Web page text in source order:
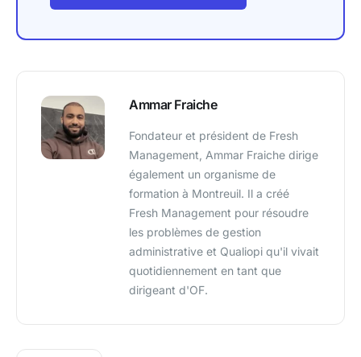
Ammar Fraiche
Fondateur et président de Fresh
Management, Ammar Fraiche dirige
également un organisme de
formation à Montreuil. Il a créé
Fresh Management pour résoudre
les problèmes de gestion
administrative et Qualiopi qu'il vivait
quotidiennement en tant que
dirigeant d'OF.